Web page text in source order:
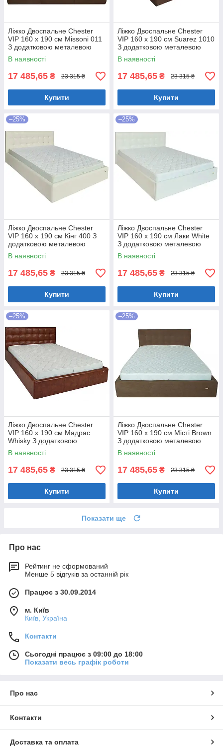
Ліжко Двоспальне Chester
VIP 160 х 190 см Missoni 011
З додатковою металевою
цільнозварною рамою
Темно-коричневий
В наявності
17 485,65 ₴ 23 315 ₴
Купити
Ліжко Двоспальне Chester
VIP 160 х 190 см Suarez 1010
З додатковою металевою
цільнозварною рамою
Коричневий
В наявності
17 485,65 ₴ 23 315 ₴
Купити
–25%
Ліжко Двоспальне Chester
VIP 160 х 190 см Кінг 400 З
додатковою металевою
цільнозварною рамою C1
Білий
В наявності
17 485,65 ₴ 23 315 ₴
Купити
–25%
Ліжко Двоспальне Chester
VIP 160 х 190 см Лаки White
З додатковою металевою
цільнозварною рамою Білий
В наявності
17 485,65 ₴ 23 315 ₴
Купити
–25%
Ліжко Двоспальне Chester
VIP 160 х 190 см Мадрас
Whisky З додатковою
металевою цільнозварною
рамою Коричневий
В наявності
17 485,65 ₴ 23 315 ₴
Купити
–25%
Ліжко Двоспальне Chester
VIP 160 х 190 см Місті Brown
З додатковою металевою
цільнозварною рамою
Коричневий
В наявності
17 485,65 ₴ 23 315 ₴
Купити
Показати ще
Про нас
Рейтинг не сформований
Менше 5 відгуків за останній рік
Працює з 30.09.2014
м. Київ
Київ, Україна
Контакти
Сьогодні працює з 09:00 до 18:00
Показати весь графік роботи
Про нас
Контакти
Доставка та оплата